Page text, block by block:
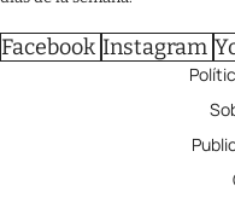
Facebook Instagram